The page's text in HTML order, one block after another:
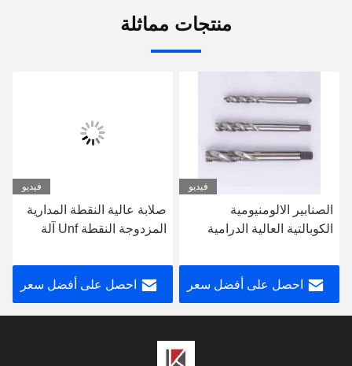
منتجات مماثلة
فيديو
الصنابير الالومنيومية
الكوبالتية العالية الدرامية
الصنابير الخيوط الدقيقة
سبائك الألومنيوم
احصل على أفضل سعر
فيديو
صلابة عالية النقطة المدارية
المزدوجة النقطة Unf آلة
المستقيمة
احصل على أفضل سعر